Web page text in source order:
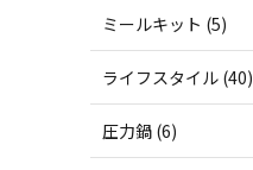
ミールキット (5)
ライフスタイル (40)
圧力鍋 (6)